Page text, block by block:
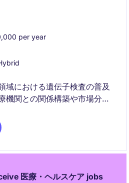
per year
域における遺伝子検査の普及
機関との関係構築や市場分析
だきます。
医療・ヘルスケア jobs